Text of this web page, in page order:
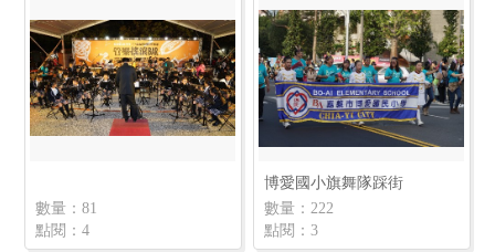
數量：81
點閱：4
踩街活動
博愛國小旗舞隊踩街
數量：222
點閱：3